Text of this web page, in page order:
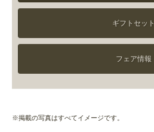
ギフトセット
フェア情報
※掲載の写真はすべてイメージです。